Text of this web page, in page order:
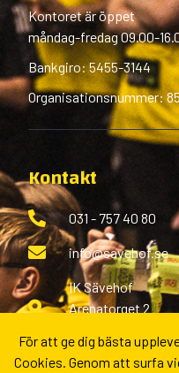
Kontoret är öppet
måndag-fredag 09.00-
Bankgiro: 5455-3144
Organisationsnummer:
Kontakt
031 - 757 40 80
info@savehof.se
IK Sävehof
Arenatorget 2
Fler kontaktvägar
För att ge dig bästa
Cookies. Genom att surfa